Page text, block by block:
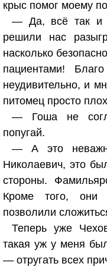
крыс помог моему
— Да, всё так и
решили нас
насколько
пациентами!
неудивительно, и
питомец просто
— Гоша не
попугай.
— А это
Николаевич, это
стороны.
Кроме того,
позволили
Теперь уже
такая уж у меня
— отругать всех